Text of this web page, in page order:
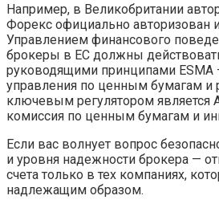
Например, в Великобритании
Форекс официально авторизован
Управлением финансового
брокеры в ЕС должны
руководящими принципами ESMA
управления по ценным бумагам и
ключевым регулятором является
комиссия по ценным бумагам и
Если вас волнует вопрос
и уровня надежности брокера —
счета только в тех компаниях,
надлежащим образом.